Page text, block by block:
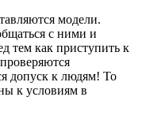
модели.
с ними и
тем как приступить к
допуск к людям! То
к условиям в